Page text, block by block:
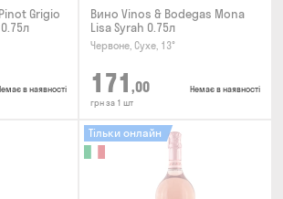
Grigio
в наявності
Вино Vinos & Bodegas Mona
Lisa Syrah 0.75л
Червоне, Сухе, 13°
171 ,00
грн за 1 шт
Немає в наявності
Тільки онлайн